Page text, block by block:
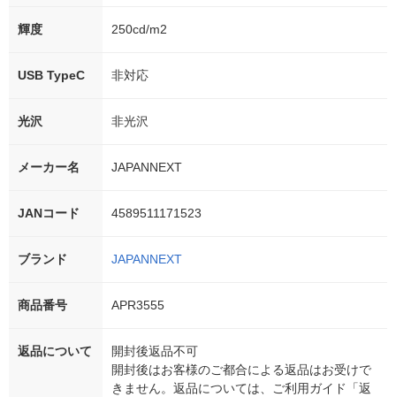
輝度 250cd/m2
USB TypeC 非対応
光沢 非光沢
メーカー名 JAPANNEXT
JANコード 4589511171523
ブランド JAPANNEXT
商品番号 APR3555
返品について
開封後返品不可
開封後はお客様のご都合による返品はお受けで
きません。返品については、ご利用ガイド「返